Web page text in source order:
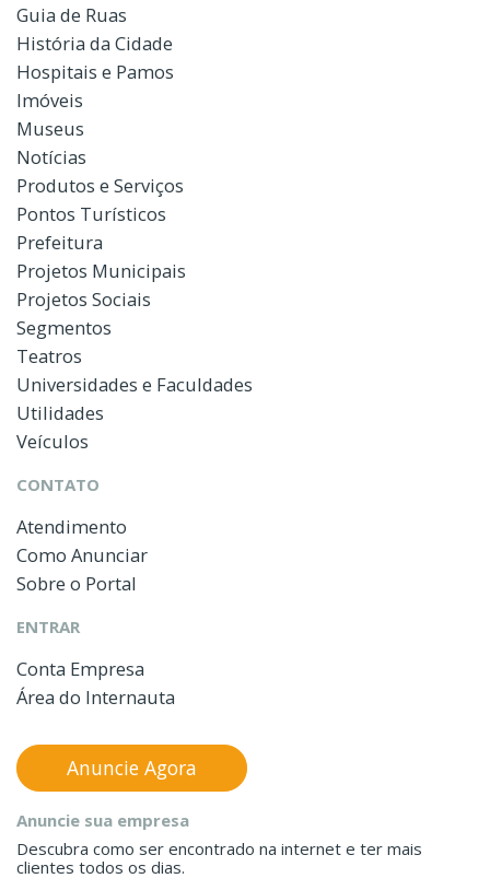
Guia de Ruas
História da Cidade
Hospitais e Pamos
Imóveis
Museus
Notícias
Produtos e Serviços
Pontos Turísticos
Prefeitura
Projetos Municipais
Projetos Sociais
Segmentos
Teatros
Universidades e Faculdades
Utilidades
Veículos
CONTATO
Atendimento
Como Anunciar
Sobre o Portal
ENTRAR
Conta Empresa
Área do Internauta
Anuncie sua empresa
Descubra como ser encontrado na internet e ter mais
clientes todos os dias.
Anuncie Agora